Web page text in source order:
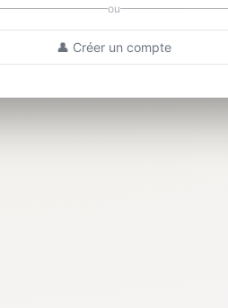
ou
👤 Créer un compte